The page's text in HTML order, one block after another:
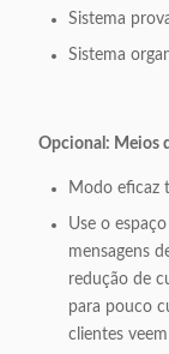
Sistema
Sistema
Opcional: Meios
Modo eficaz
Use o
mensagens
redução de
para pouco
clientes